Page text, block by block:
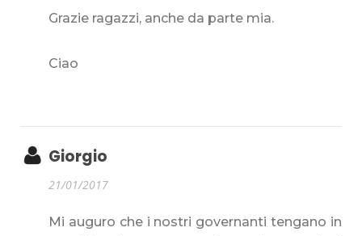
Grazie ragazzi, anche da parte mia.
Ciao
Giorgio
21/01/2017
Mi auguro che i nostri governanti tengano in